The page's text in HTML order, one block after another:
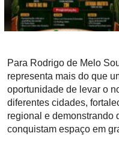
Para Rodrigo de Melo
representa mais do que
oportunidade de levar o
diferentes cidades,
regional e demonstrando
conquistam espaço em